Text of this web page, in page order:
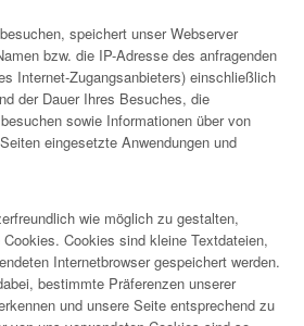
speichert unser Webserver
bzw. die IP-Adresse des anfragenden
Internet-Zugangsanbieters) einschließlich
der Dauer Ihres Besuches, die
sowie Informationen über von
eingesetzte Anwendungen und
wie möglich zu gestalten,
Cookies sind kleine Textdateien,
Internetbrowser gespeichert werden.
bestimmte Präferenzen unserer
und unsere Seite entsprechend zu